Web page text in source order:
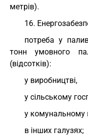
метрів).
16.
потреба у
тонн умовного
(відсотків):
у виробництві,
у сільському
у комунальному
в інших галузях;